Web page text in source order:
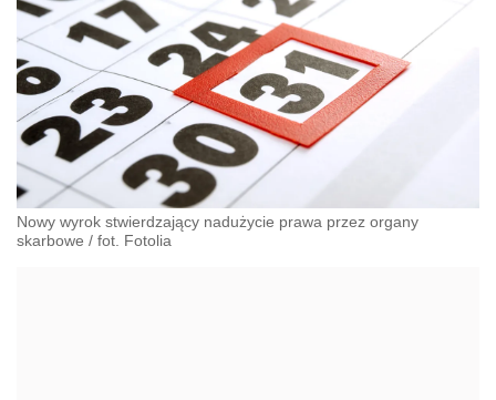
Nowy wyrok stwierdzający nadużycie prawa przez organy
skarbowe / fot. Fotolia